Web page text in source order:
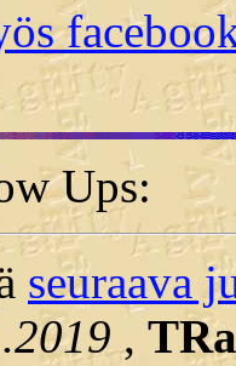
Ups:
seuraava
, TRa